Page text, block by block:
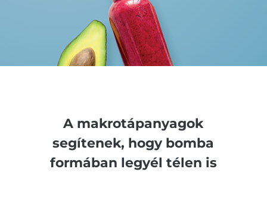
A makrotápanyagok
segítenek, hogy bomba
formában legyél télen is